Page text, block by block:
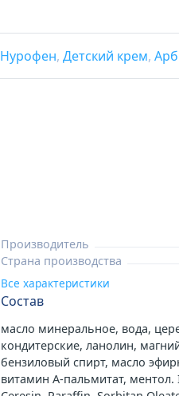
Нурофен, Детский крем,
Производитель
Страна производства
Все характеристики
Состав
масло минеральное, вода,
кондитерские, ланолин,
бензиловый спирт, масло
витамин А-пальмитат,